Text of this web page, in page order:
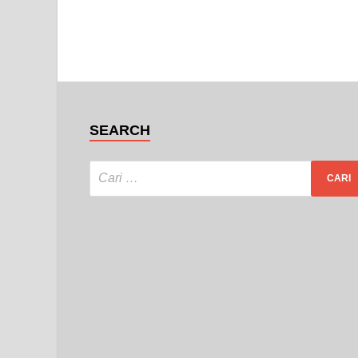
SEARCH